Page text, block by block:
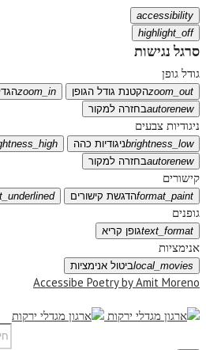
accessibility
highlight_off
סרגל נגישות
גודל גופן
zoom_outהקטנת גודל הגופן zoom_in
autorenewבחזרה למקור
ניגודיות צבעים
brightness_lowניגודיות כהה
autorenewבחזרה למקור
קישורים
format_paintהדגשת קישורים
גופנים
text_formatגופן קריא
אנימציות
local_moviesביטול אנימציות
Accessibe Poetry by Amit Moreno